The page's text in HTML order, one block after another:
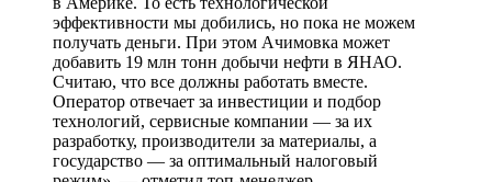
эффективности мы добились, но пока не можем
получать деньги. При этом Ачимовка может
добавить 19 млн тонн добычи нефти в ЯНАО.
Считаю, что все должны работать вместе.
Оператор отвечает за инвестиции и подбор
технологий, сервисные компании — за их
разработку, производители за материалы, а
государство — за оптимальный налоговый